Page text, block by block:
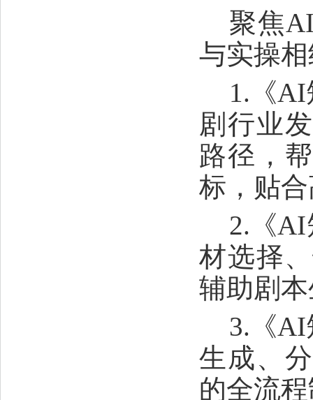
聚焦
与实操
1.《
剧行业
路径，
标，贴
2.《
材选择
辅助剧
3.《
生成、
的全流